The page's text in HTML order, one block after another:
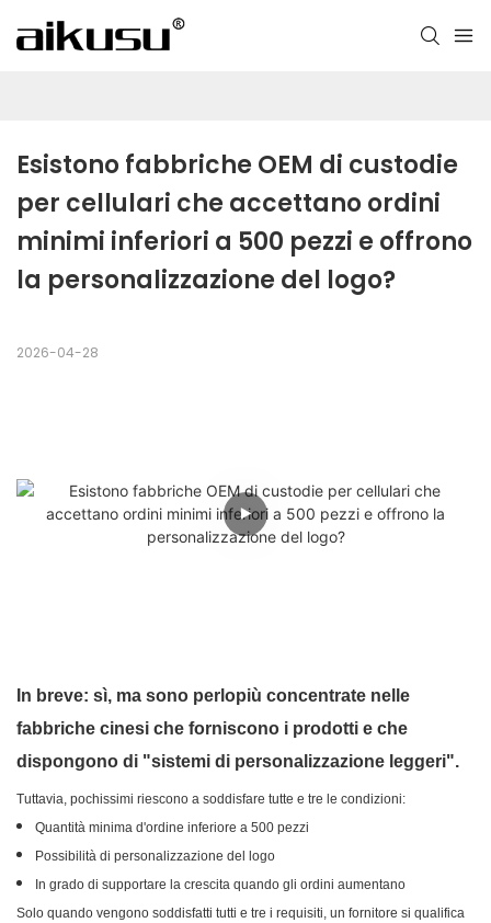
Esistono fabbriche OEM di custodie
per cellulari che accettano ordini
minimi inferiori a 500 pezzi e offrono
la personalizzazione del logo?
2026-04-28
In breve: sì, ma sono perlopiù concentrate nelle
fabbriche cinesi che forniscono i prodotti e che
dispongono di "sistemi di personalizzazione leggeri".
Tuttavia, pochissimi riescono a soddisfare tutte e tre le condizioni:
Quantità minima d'ordine inferiore a 500 pezzi
Possibilità di personalizzazione del logo
In grado di supportare la crescita quando gli ordini aumentano
Solo quando vengono soddisfatti tutti e tre i requisiti, un fornitore si qualifica